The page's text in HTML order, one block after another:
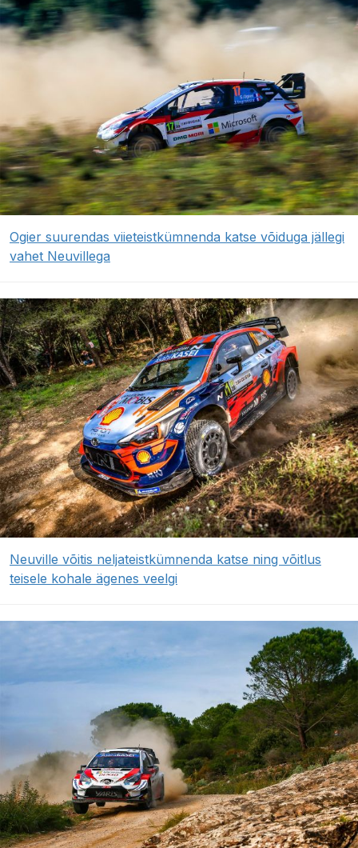
Ogier suurendas viieteistkümnenda katse võiduga jällegi
vahet Neuvillega
Neuville võitis neljateistkümnenda katse ning võitlus
teisele kohale ägenes veelgi